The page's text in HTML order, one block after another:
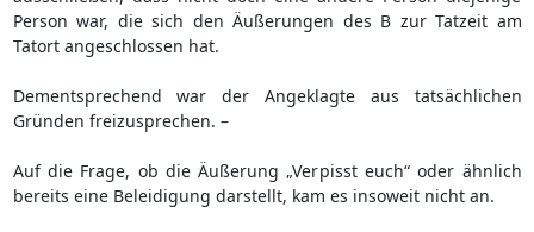
Person war, die sich den Äußerungen des B zur Tatzeit am
Tatort angeschlossen hat.
Dementsprechend war der Angeklagte aus tatsächlichen
Gründen freizusprechen. –
Auf die Frage, ob die Äußerung „Verpisst euch“ oder ähnlich
bereits eine Beleidigung darstellt, kam es insoweit nicht an.